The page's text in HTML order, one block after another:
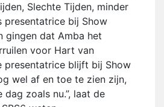
Slechte Tijden, minder
presentatrice bij Show
gingen dat Amba het
voor Hart van
presentatrice blijft bij Show
wel af en toe te zien zijn,
zoals nu.”, laat de